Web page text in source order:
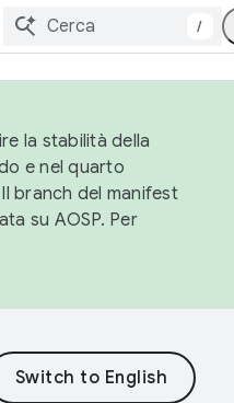
/
la stabilità della
e nel quarto
branch del manifest
su AOSP. Per